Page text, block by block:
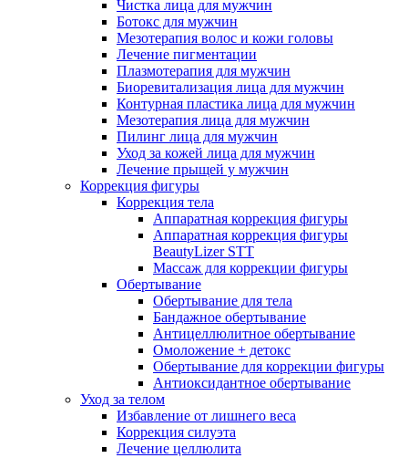
Чистка лица для мужчин
Ботокс для мужчин
Мезотерапия волос и кожи головы
Лечение пигментации
Плазмотерапия для мужчин
Биоревитализация лица для мужчин
Контурная пластика лица для мужчин
Мезотерапия лица для мужчин
Пилинг лица для мужчин
Уход за кожей лица для мужчин
Лечение прыщей у мужчин
Коррекция фигуры
Коррекция тела
Аппаратная коррекция фигуры
Аппаратная коррекция фигуры
BeautyLizer STT
Массаж для коррекции фигуры
Обертывание
Обертывание для тела
Бандажное обертывание
Антицеллюлитное обертывание
Омоложение + детокс
Обертывание для коррекции фигуры
Антиоксидантное обертывание
Уход за телом
Избавление от лишнего веса
Коррекция силуэта
Лечение целлюлита